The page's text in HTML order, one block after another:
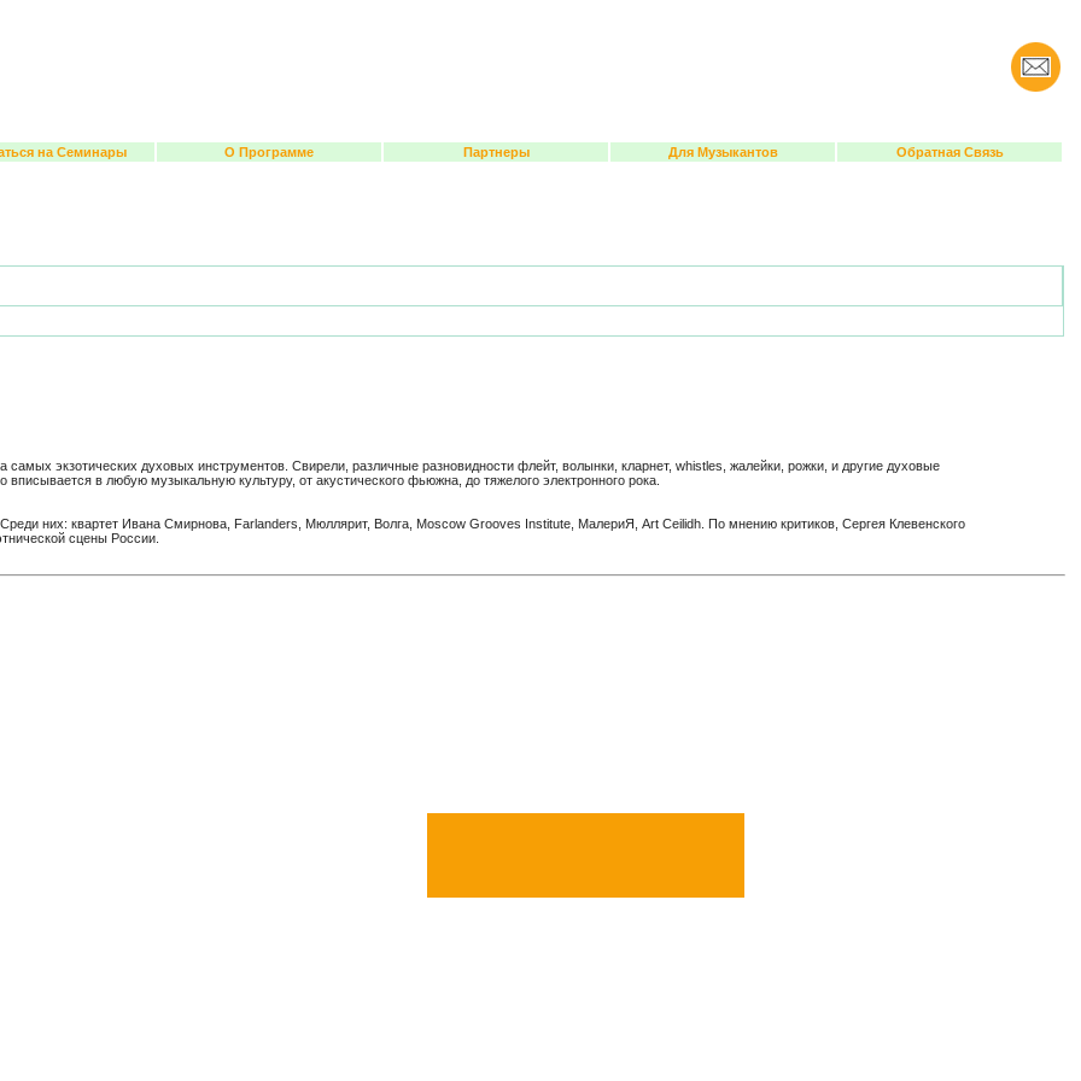
на Семинары О Программе Партнеры Для Музыкантов Обратная Связь
экзотических духовых инструментов. Свирели, различные разновидности флейт, волынки, кларнет, whistles, жалейки, рожки, и другие духовые
в любую музыкальную культуру, от акустического фьюжна, до тяжелого электронного рока.
них: квартет Ивана Смирнова, Farlanders, Мюллярит, Волга, Moscow Grooves Institute, МалериЯ, Art Ceilidh. По мнению критиков, Сергея Клевенского
сцены России.